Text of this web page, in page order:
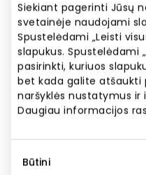
Siekiant pagerinti Jūsų
svetainėje naudojami
Spustelėdami „Leisti
slapukus. Spustelėdami
pasirinkti, kuriuos
bet kada galite atšaukti
naršyklės nustatymus ir
Daugiau informacijos
pasirinkimas
Būtini